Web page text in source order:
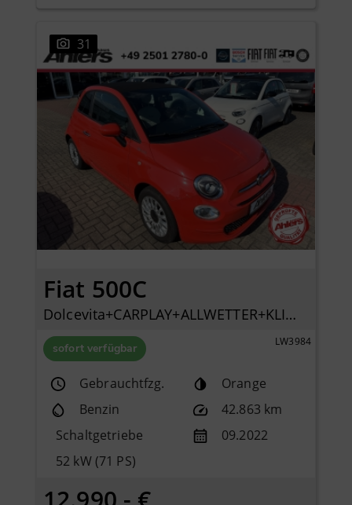
31
Fiat 500C
Dolcevita+CARPLAY+ALLWETTER+KLIMA+PDC+TEMPOMAT+DAB+
sofort verfügbar LW3984
Gebrauchtfzg.
Orange
Benzin
42.863 km
Schaltgetriebe
09.2022
52 kW (71 PS)